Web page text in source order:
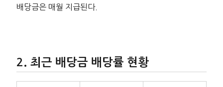
배당금은 매월 지급된다.
최근 배당금 배당률 현황